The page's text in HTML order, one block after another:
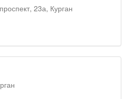
23а, Курган